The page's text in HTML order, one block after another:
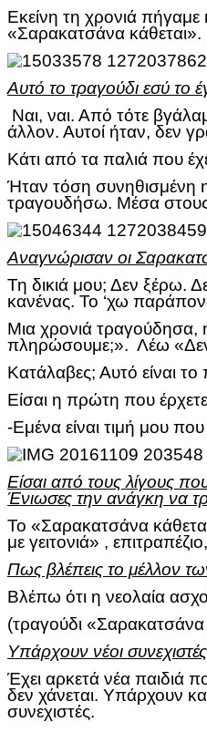
Εκείνη τη χρονιά
«Σαρακατσάνα κάθεται».
Αυτό το τραγούδι εσύ το
Ναι, ναι. Από τότε
άλλον. Αυτοί ήταν, δεν
Κάτι από τα παλιά που
Ήταν τόση συνηθισμένη
τραγουδήσω. Μέσα
Αναγνώρισαν οι
Τη δικιά μου; Δεν ξέρω.
κανένας. Το ‘χω
Μια χρονιά τραγούδησα,
πληρώσουμε;». Λέω «Δεν
Κατάλαβες; Αυτό είναι
Είσαι η πρώτη που
-Εμένα είναι τιμή μου που
Είσαι από τους λίγους
Ένιωσες την ανάγκη να
Το «Σαρακατσάνα
με γειτονιά» ,
Πως βλέπεις το μέλλον
Βλέπω ότι η νεολαία
(τραγούδι «Σαρακατσάνα
Υπάρχουν νέοι
Έχει αρκετά νέα παιδιά
δεν χάνεται. Υπάρχουν
συνεχιστές.